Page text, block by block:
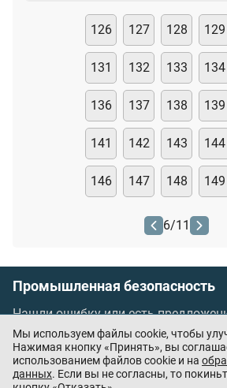
126 127 128 129
131 132 133 134
136 137 138 139
141 142 143 144
146 147 148 149
6/11
Промышленная безопасность
Нашли ошибку или есть
нам
Порядок проведения оплаты по
картам/Цены/Оферта
Мы используем файлы cookie, чтобы
Нажимая кнопку «Принять», вы
использованием файлов cookie и на
данных. Если вы не согласны, то